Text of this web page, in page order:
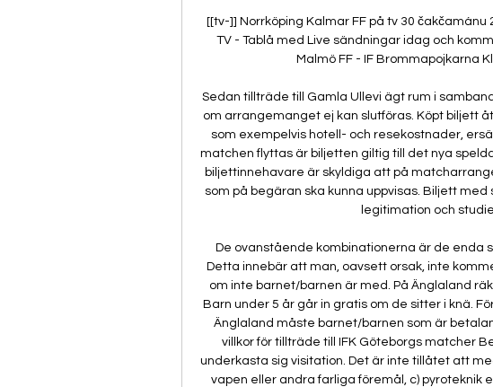
[[tv-]] Norrköping Kalmar FF på tv 30
TV - Tablå med Live sändningar idag och
Malmö FF - IF Brommapojkarna Kl.
Sedan tillträde till Gamla Ullevi ägt rum i
om arrangemanget ej kan slutföras. Köpt biljett
som exempelvis hotell- och resekostnader,
matchen flyttas är biljetten giltig till det nya
biljettinnehavare är skyldiga att på
som på begäran ska kunna uppvisas. Biljett
legitimation och
De ovanstående kombinationerna är de enda
Detta innebär att man, oavsett orsak, inte
om inte barnet/barnen är med. På Änglaland
Barn under 5 år går in gratis om de sitter i knä.
Änglaland måste barnet/barnen som är
villkor för tillträde till IFK Göteborgs matcher
underkasta sig visitation. Det är inte tillåtet att
vapen eller andra farliga föremål, c) pyroteknik